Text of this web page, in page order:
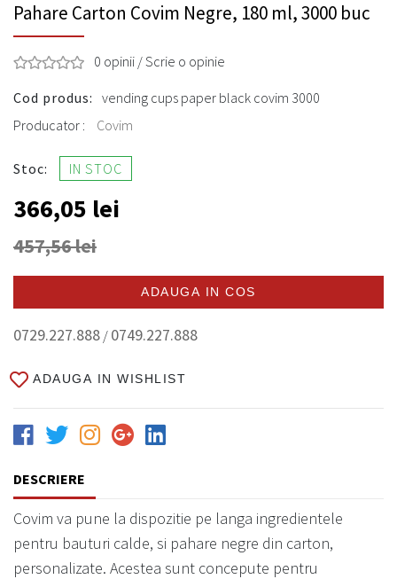
Pahare Carton Covim Negre, 180 ml, 3000 buc
0 opinii /Scrie o opinie
Cod produs: vending cups paper black covim 3000
Producator :
Covim
Stoc: IN STOC
366,05 lei
457,56 lei
ADAUGA IN COS
0729.227.888 / 0749.227.888
ADAUGA IN WISHLIST
DESCRIERE
Covim va pune la dispozitie pe langa ingredientele
pentru bauturi calde, si pahare negre din carton,
personalizate. Acestea sunt concepute pentru